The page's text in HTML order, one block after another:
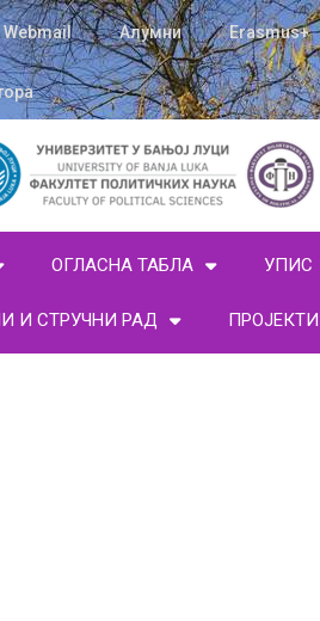
Webmail Алумни Erasmus+
ОГЛАСНА ТАБЛА УПИС
И СТРУЧНИ РАД ПРОЈЕКТИ